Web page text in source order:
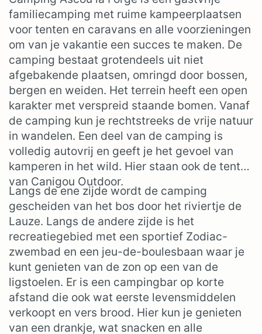
familiecamping met ruime kampeerplaatsen
voor tenten en caravans en alle voorzieningen
om van je vakantie een succes te maken. De
camping bestaat grotendeels uit niet
afgebakende plaatsen, omringd door bossen,
bergen en weiden. Het terrein heeft een open
karakter met verspreid staande bomen. Vanaf
de camping kun je rechtstreeks de vrije natuur
in wandelen. Een deel van de camping is
volledig autovrij en geeft je het gevoel van
kamperen in het wild. Hier staan ook de tenten
van Canigou Outdoor.
Langs de ene zijde wordt de camping
gescheiden van het bos door het riviertje de
Lauze. Langs de andere zijde is het
recreatiegebied met een sportief Zodiac-
zwembad en een jeu-de-boulesbaan waar je
kunt genieten van de zon op een van de
ligstoelen. Er is een campingbar op korte
afstand die ook wat eerste levensmiddelen
verkoopt en vers brood. Hier kun je genieten
van een drankje, wat snacken en alle